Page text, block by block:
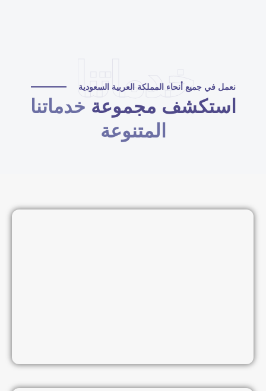
خدماتنا
نعمل في جميع أنحاء المملكة العربية السعودية
استكشف مجموعةخدماتنا
المتنوعة